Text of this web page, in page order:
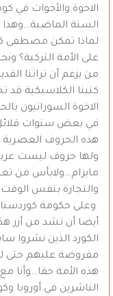
الاخوة والأخوات في
السنة الماضية…وهذا
لماذا تمكن مصطفى
على الأمة التركية؟
من يزعم أن تراثنا
كتبنا الكلاسيكية قد
الاخوة السورانيون
في بعض سنوات
هذه الحروف العصرية
ولها حروف ليست
مايرام…ولابأس من
والتجارة بنفس
وعلى حكومة
أيضا أن تشد من أزر
الكورد الذين نشروا
مفروضة عليهم حتى
هذه الأمة حقا…وأنا
الناشرين في أوروبا